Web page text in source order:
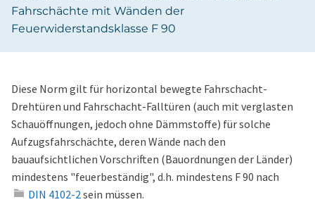
Fahrschächte mit Wänden der
Feuerwiderstandsklasse F 90
Diese Norm gilt für horizontal bewegte Fahrschacht-
Drehtüren und Fahrschacht-Falltüren (auch mit verglasten
Schauöffnungen, jedoch ohne Dämmstoffe) für solche
Aufzugsfahrschächte, deren Wände nach den
bauaufsichtlichen Vorschriften (Bauordnungen der Länder)
mindestens "feuerbeständig", d.h. mindestens F 90 nach
DIN 4102-2sein müssen.